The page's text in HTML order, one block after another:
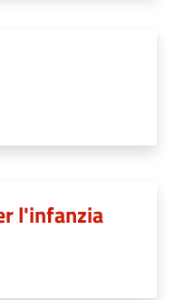
l'infanzia